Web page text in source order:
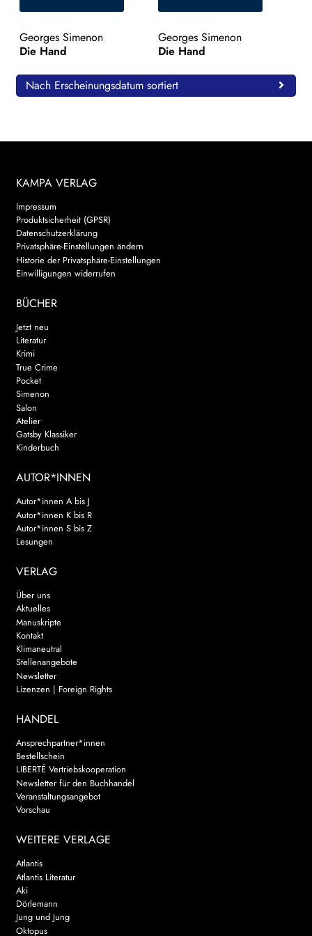
Search:
Georges Simenon
Die Hand
Georges Simenon
Die Hand
Nach Erscheinungsdatum sortiert
KAMPA VERLAG
Impressum
Produktsicherheit (GPSR)
Datenschutzerklärung
Privatsphäre-Einstellungen ändern
Historie der Privatsphäre-Einstellungen
Einwilligungen widerrufen
BÜCHER
Jetzt neu
Literatur
Krimi
True Crime
Pocket
Simenon
Salon
Atelier
Gatsby Klassiker
Kinderbuch
AUTOR*INNEN
Autor*innen A bis J
Autor*innen K bis R
Autor*innen S bis Z
Lesungen
VERLAG
Über uns
Aktuelles
Manuskripte
Kontakt
Klimaneutral
Stellenangebote
Newsletter
Lizenzen | Foreign Rights
HANDEL
Ansprechpartner*innen
Bestellschein
LIBERTÉ Vertriebskooperation
Newsletter für den Buchhandel
Veranstaltungsangebot
Vorschau
WEITERE VERLAGE
Atlantis
Atlantis Literatur
Aki
Dörlemann
Jung und Jung
Oktopus